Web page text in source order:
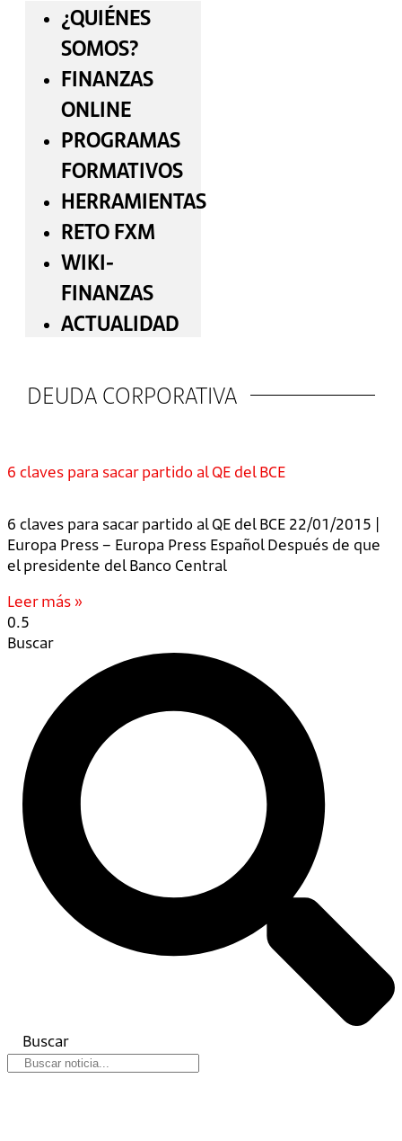
¿QUIÉNES
SOMOS?
FINANZAS
ONLINE
PROGRAMAS
FORMATIVOS
HERRAMIENTAS
RETO FXM
WIKI-
FINANZAS
ACTUALIDAD
DEUDA CORPORATIVA
6 claves para sacar partido al QE del BCE
6 claves para sacar partido al QE del BCE 22/01/2015 |
Europa Press – Europa Press Español Después de que
el presidente del Banco Central
Leer más »
Buscar
Buscar